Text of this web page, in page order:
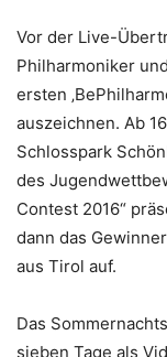
Vor der Live-
Philharmoniker
ersten
auszeichnen. Ab
Schlosspark
des
Contest 2016“
dann das
aus Tirol auf.
Das
sieben Tage als